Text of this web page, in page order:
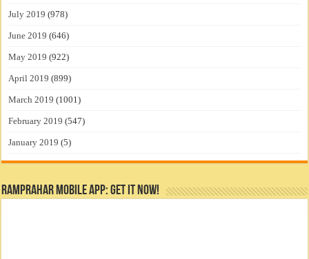
July 2019 (978)
June 2019 (646)
May 2019 (922)
April 2019 (899)
March 2019 (1001)
February 2019 (547)
January 2019 (5)
RamPrahar Mobile App: Get it Now!